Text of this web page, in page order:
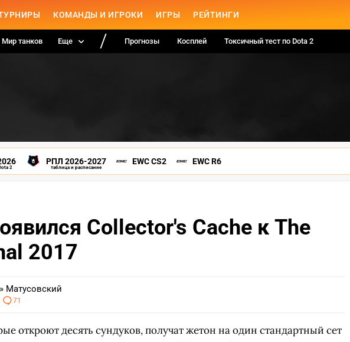
КОМАНДЫ И ИГРОКИ ИГРЫ РЕЙТИНГИ
Мир танков Еще Прогнозы Косплей Токсичный тест по Dota 2
2
РПЛ 2026-2027
таблица и расписание
EWC CS2 EWC R6
Collector's Cache к The
2017
Матусовский
71
откроют десять сундуков, получат жетон на один стандартный сет